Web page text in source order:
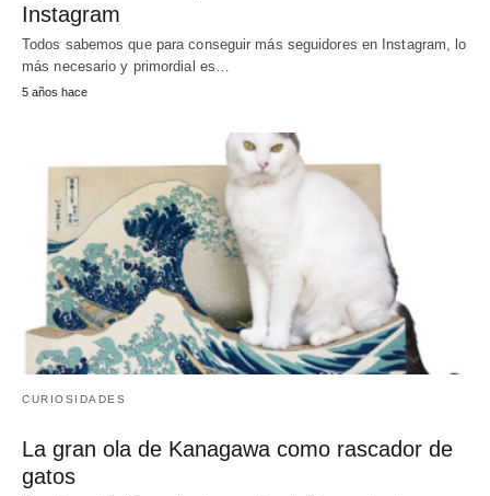
Instagram
Todos sabemos que para conseguir más seguidores en Instagram, lo
más necesario y primordial es…
5 años hace
CURIOSIDADES
La gran ola de Kanagawa como rascador de
gatos